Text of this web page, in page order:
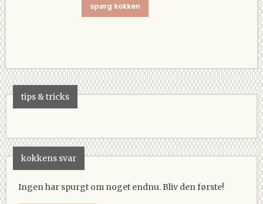
spørg kokken
tips & tricks
kokkens svar
Ingen har spurgt om noget endnu. Bliv den første!